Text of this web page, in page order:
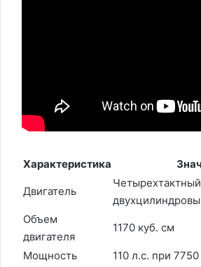
Характеристика
Двигатель
Объем
двигателя
1170 куб. см
Мощность
110 л.с. при